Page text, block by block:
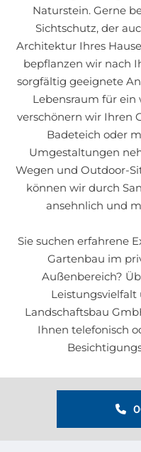
Naturstein. Gerne
Sichtschutz, der
Architektur Ihres
bepflanzen wir nach
sorgfältig geeignete
Lebensraum für ein
verschönern wir Ihren
Badeteich oder
Umgestaltungen
Wegen und Outdoor-
können wir durch
ansehnlich und
Sie suchen erfahrene
Gartenbau im
Außenbereich?
Leistungsvielfalt
Landschaftsbau
Ihnen telefonisch